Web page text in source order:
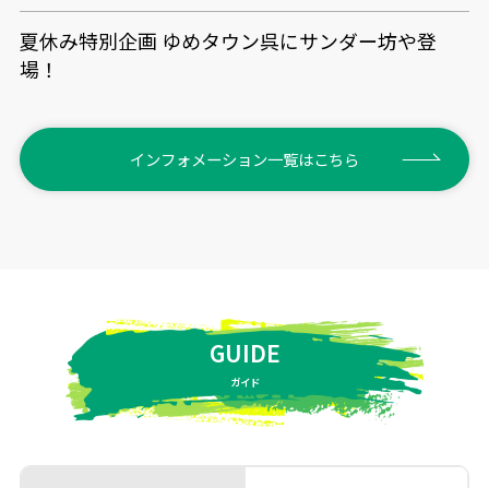
夏休み特別企画 ゆめタウン呉にサンダー坊や登
場！
インフォメーション一覧はこちら
GUIDE
ガイド